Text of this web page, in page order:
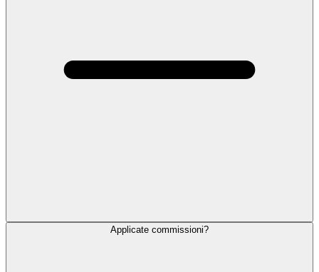
Applicate commissioni?